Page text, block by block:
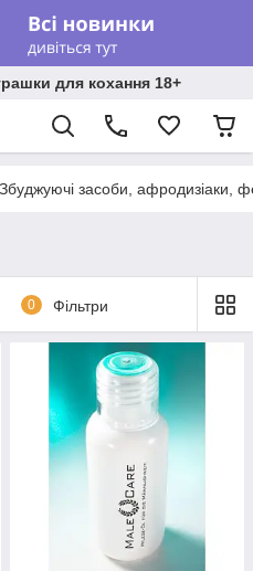
для кохання 18+
засоби, афродизіаки,
0 Фільтри